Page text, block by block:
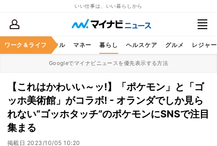
いい仕事は、いい暮らしから
ワーク＆ライフ
ア ビジネススキル マネー 暮らし ヘルスケア グルメ レジャー
Googleでマイナビニュースを優先表示する方法
【これはかわいい～ッ!】「ポケモン」と「ゴ
ッホ美術館」がコラボ! - オランダでしか見ら
れない“ゴッホタッチ”のポケモンにSNSで注目
集まる
掲載日 2023/10/05 10:20